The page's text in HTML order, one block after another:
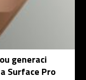
generaci
Surface Pro